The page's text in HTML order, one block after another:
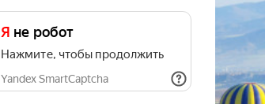
Я не робот
Нажмите, чтобы продолжить
Yandex SmartCaptcha